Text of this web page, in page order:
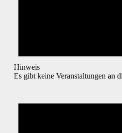
Hinweis
Es gibt keine Veranstaltungen an